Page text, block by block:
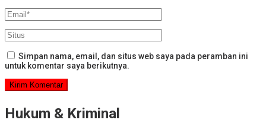
Simpan nama, email, dan situs web saya pada peramban ini
untuk komentar saya berikutnya.
Hukum & Kriminal